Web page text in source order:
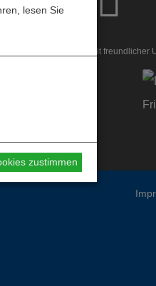
der Homepage mit freundlicher
lesen Sie
zustimmen